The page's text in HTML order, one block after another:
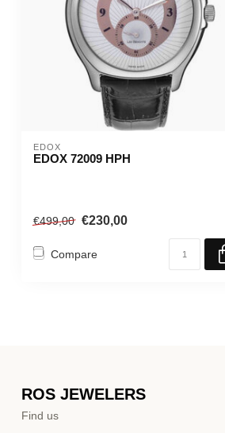
EDOX
EDOX 72009 HPH
€499,00 €230,00
Compare
ROS JEWELERS
Find us